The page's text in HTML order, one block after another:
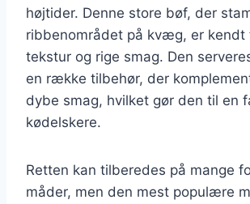
højtider. Denne store bøf, der
ribbenområdet på kvæg, er kendt
tekstur og rige smag. Den
en række tilbehør, der
dybe smag, hvilket gør den til en
kødelskere.
Retten kan tilberedes på mange
måder, men den mest populære